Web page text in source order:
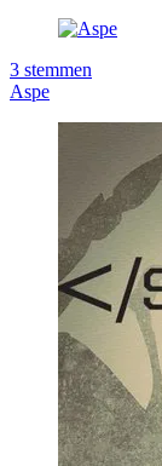
3 stemmen
Aspe